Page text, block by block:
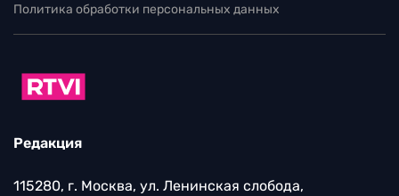
Политика обработки персональных данных
Редакция
115280, г. Москва, ул. Ленинская слобода,